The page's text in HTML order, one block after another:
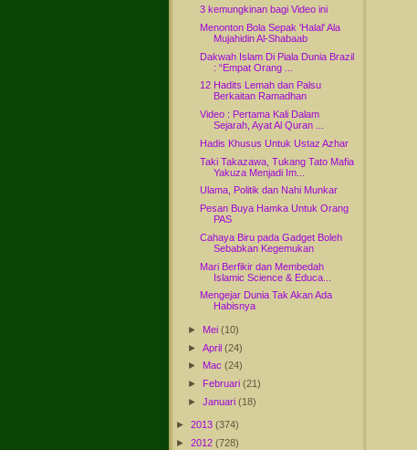
3 kemungkinan bagi Video ini
Menonton Bola Sepak 'Halal' Ala
Mujahidin Al-Shabaab
Dakwah Islam Di Piala Dunia Brazil
: “Empat Orang ...
12 Hadits Lemah dan Palsu
Berkaitan Ramadhan
Video : Pertama Kali Dalam
Sejarah, Ayat Al Quran ...
Hadis Khusus Untuk Ustaz Azhar
Taki Takazawa, Tukang Tato Mafia
Yakuza Menjadi Im...
Ulama, Politik dan Nahi Munkar
Pesan Buya Hamka Untuk Orang
PAS
Cahaya Biru pada Gadget Boleh
Sebabkan Kegemukan
Mari Berfikir dan Membedah
Islamic Science & Educa...
Mengejar Dunia Tak Akan Ada
Habisnya
► Mei(10)
►April(24)
► Mac(24)
► Februari(21)
►Januari(18)
► 2013 (374)
► 2012 (728)